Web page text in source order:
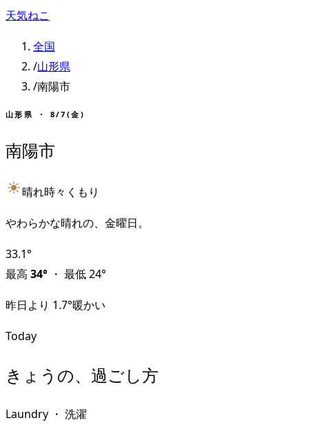
天気ねこ
全国
/山形県
/南陽市
山形県 ・ 8/7(金)
南陽市
晴れ時々くもり
やわらかな晴れの、金曜日。
33.1°
最高 34° ・ 最低24°
昨日より 1.7°暖かい
Today
きょうの、過ごし方
Laundry ・ 洗濯